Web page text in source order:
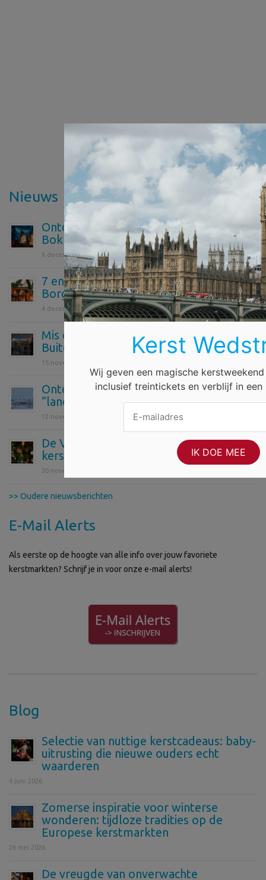
Nieuws
Ontdek de magie van Winterlicht in
Bokrijk
6 december 2024
7 en 8 december Warm Winterfeest in
Borgerhout
4 december 2024
Mis de Charles Dickens Kerstmarkt in
Buitenpost niet
15 november 2024
Ontdek de gezellige kerstmarkt van
“landgoed” Diependal
12 november 2024
De Verhulstjes komen met een eigen
kerstnummer
30 november 2023
>> Oudere nieuwsberichten
E-Mail Alerts
Als eerste op de hoogte van alle info over jouw favoriete
kerstmarkten? Schrijf je in voor onze e-mail alerts!
Blog
Selectie van nuttige kerstcadeaus: baby-
uitrusting die nieuwe ouders echt
waarderen
4 juni 2026
Zomerse inspiratie voor winterse
wonderen: tijdloze tradities op de
Europese kerstmarkten
26 mei 2026
De vreugde van onverwachte
Kerst
Wij geven een magische
inclusief treintickets en verblijf in